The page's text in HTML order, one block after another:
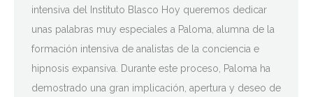
intensiva del Instituto Blasco Hoy queremos dedicar
unas palabras muy especiales a Paloma, alumna de la
formación intensiva de analistas de la conciencia e
hipnosis expansiva. Durante este proceso, Paloma ha
demostrado una gran implicación, apertura y deseo de